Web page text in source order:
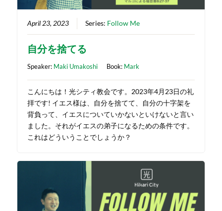
April 23, 2023 Series: Follow Me
自分を捨てる
Speaker: Maki Umakoshi Book: Mark
こんにちは！光シティ教会です。2023年4月23日の礼
拝です! イエス様は、自分を捨てて、自分の十字架を
背負って、イエスについていかないといけないと言い
ました。それがイエスの弟子になるための条件です。
これはどういうことでしょうか？